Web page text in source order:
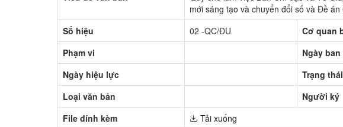
mới sáng tạo và chuyển đổi số và Đề
Số hiệu
02 -QC/ĐU
Cơ quan
Phạm vi
Ngày
Ngày hiệu lực
Trạng thái
Loại văn bản
Người ký
File đính kèm
Tải xuống